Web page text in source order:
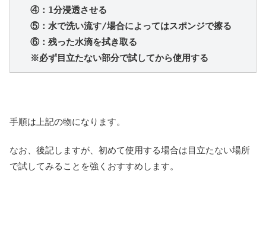
④：1分浸透させる
⑤：水で洗い流す/場合によってはスポンジで擦る
⑥：残った水滴を拭き取る
※必ず目立たない部分で試してから使用する
手順は上記の物になります。
なお、後記しますが、初めて使用する場合は目立たない場所
で試してみることを強くおすすめします。